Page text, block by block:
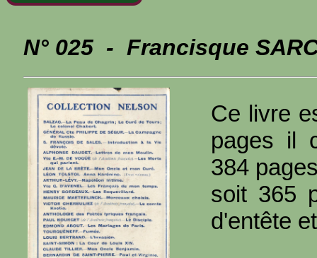
N° 025 - Francisque
Ce livre
pages il
384
soit 365
d'entête